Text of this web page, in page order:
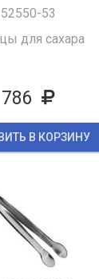
52550-53
для сахара
786
В КОРЗИНУ